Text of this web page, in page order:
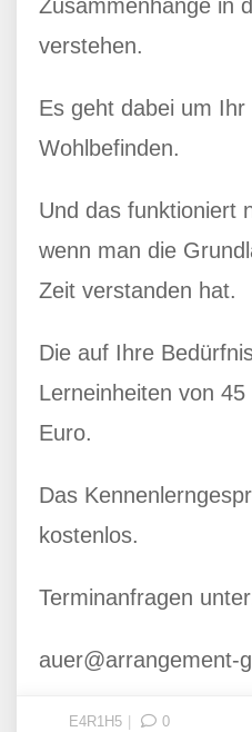
Zusammenhänge in
verstehen.
Es geht dabei um Ihr
Wohlbefinden.
Und das funktioniert
wenn man die
Zeit verstanden hat.
Die auf Ihre
Lerneinheiten von
Euro.
Das
kostenlos.
Terminanfragen
auer@arrangement-
E4R1H5 0